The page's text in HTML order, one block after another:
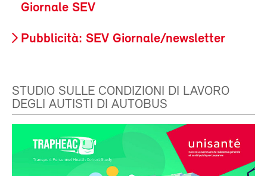
Giornale SEV
Pubblicità: SEV Giornale/newsletter
STUDIO SULLE CONDIZIONI DI LAVORO
DEGLI AUTISTI DI AUTOBUS